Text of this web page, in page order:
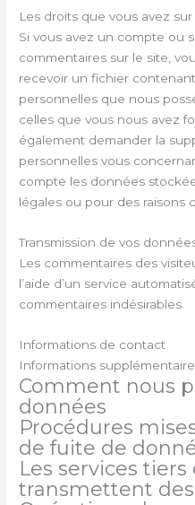
Les droits que vous avez
Si vous avez un compte ou
commentaires sur le site,
recevoir un fichier
personnelles que nous
celles que vous nous avez
également demander la
personnelles vous
compte les données
légales ou pour des raisons
Transmission de vos
Les commentaires des
l’aide d’un service
commentaires indésirables.
Informations de contact
Informations
Comment nous
données
Procédures
de fuite de
Les services
transmettent